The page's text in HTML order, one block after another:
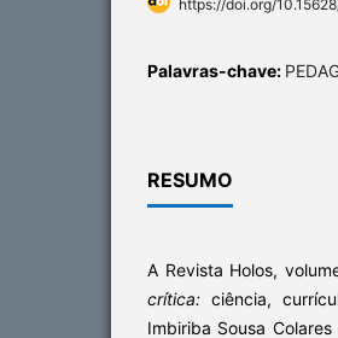
https://doi.org/
Palavras-chave:
RESUMO
A Revista Holos,
crítica: ciência,
Imbiriba Sousa